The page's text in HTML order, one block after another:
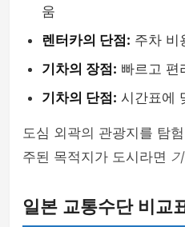
움
렌터카의 단점: 주차 비
기차의 장점: 빠르고 편
기차의 단점: 시간표에
도심 외곽의 관광지를 탐
주된 목적지가 도시라면
일본 교통수단 비교